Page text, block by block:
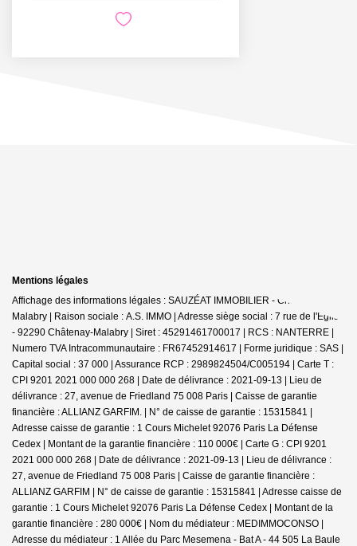
Mentions légales
Affichage des informations légales : SAUZÉAT IMMOBILIER - Châtenay-
Malabry | Raison sociale : A.S. IMMO | Adresse siège social : 7 rue de l'Église
- 92290 Châtenay-Malabry | Siret : 45291461700017 | RCS : NANTERRE |
Numero TVA Intracommunautaire : FR67452914617 | Forme juridique : SAS |
Capital social : 37 000 | Assurance RCP : 2989824504/C005194 | Carte T :
CPI 9201 2021 000 000 268 | Date de délivrance : 2021-09-13 | Lieu de
délivrance : 27, avenue de Friedland 75 008 Paris | Caisse de garantie
financière : ALLIANZ GARFIM. | N° de caisse de garantie : 15315841 |
Adresse caisse de garantie : 1 Cours Michelet 92076 Paris La Défense
Cedex | Montant de la garantie financière : 110 000€ | Carte G : CPI 9201
2021 000 000 268 | Date de délivrance : 2021-09-13 | Lieu de délivrance :
27, avenue de Friedland 75 008 Paris | Caisse de garantie financière :
ALLIANZ GARFIM | N° de caisse de garantie : 15315841 | Adresse caisse de
garantie : 1 Cours Michelet 92076 Paris La Défense Cedex | Montant de la
garantie financière : 280 000€ | Nom du médiateur : MEDIMMOCONSO |
Adresse du médiateur : 1 Allée du Parc Mesemena - Bat A - 44 505 La Baule